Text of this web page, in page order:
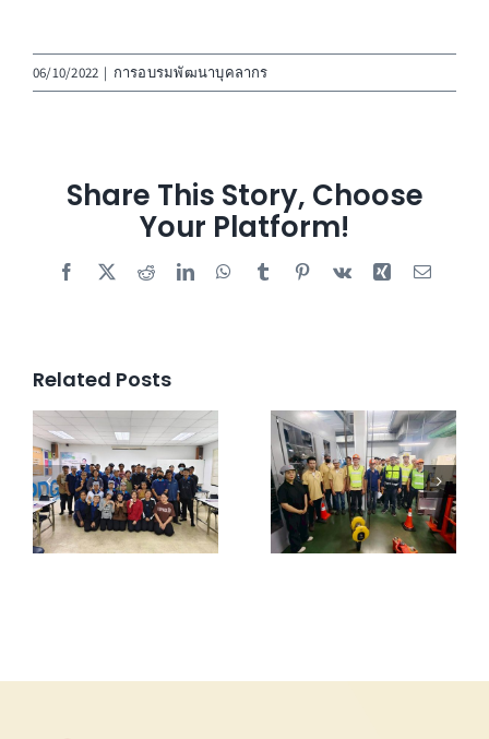
06/10/2022 | การอบรมพัฒนาบุคลากร
Share This Story, Choose
Your Platform!
Facebook
X RedditLinkedInWhatsApp
Tumblr Pinterest
Vk Xing Email
Related Posts